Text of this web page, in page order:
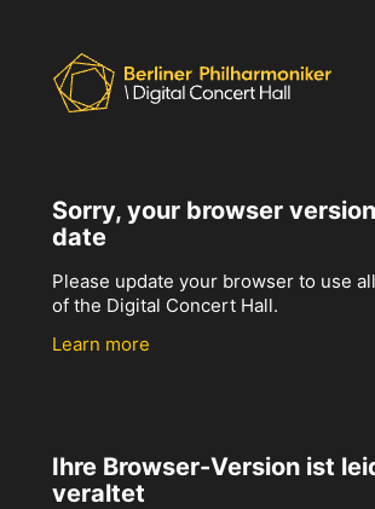
Sorry, your browser
date
Please update your browser to use
of the Digital Concert Hall.
Learn more
Ihre Browser-Version ist
veraltet